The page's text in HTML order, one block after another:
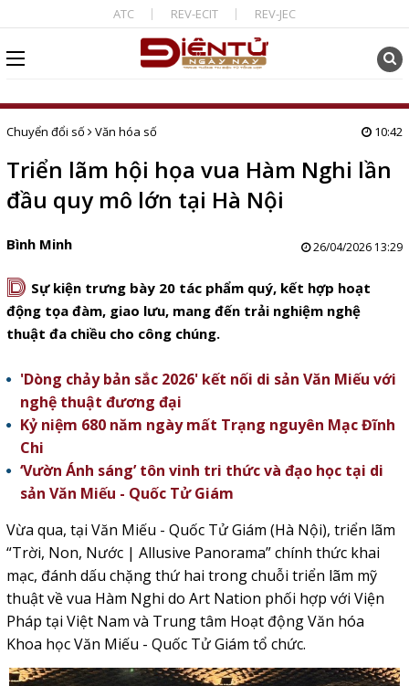
ATC REV-ECIT REV-JEC
Chuyển đổi số Văn hóa số 10:42
Triển lãm hội họa vua Hàm Nghi lần
đầu quy mô lớn tại Hà Nội
Bình Minh 26/04/2026 13:29
D Sự kiện trưng bày 20 tác phẩm quý, kết hợp hoạt
động tọa đàm, giao lưu, mang đến trải nghiệm nghệ
thuật đa chiều cho công chúng.
'Dòng chảy bản sắc 2026' kết nối di sản Văn Miếu với
nghệ thuật đương đại
Kỷ niệm 680 năm ngày mất Trạng nguyên Mạc Đĩnh
Chi
‘Vườn Ánh sáng’ tôn vinh tri thức và đạo học tại di
sản Văn Miếu - Quốc Tử Giám
Vừa qua, tại Văn Miếu - Quốc Tử Giám (Hà Nội), triển lãm
“Trời, Non, Nước | Allusive Panorama” chính thức khai
mạc, đánh dấu chặng thứ hai trong chuỗi triển lãm mỹ
thuật về vua Hàm Nghi do Art Nation phối hợp với Viện
Pháp tại Việt Nam và Trung tâm Hoạt động Văn hóa
Khoa học Văn Miếu - Quốc Tử Giám tổ chức.